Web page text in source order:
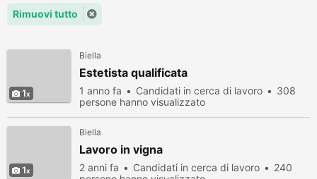
Rimuovi tutto
1
Biella
Estetista qualificata
1 anno fa Candidati in cerca di lavoro
308
persone hanno visualizzato
1
Biella
Lavoro in vigna
2 anni fa Candidati in cerca di lavoro
240